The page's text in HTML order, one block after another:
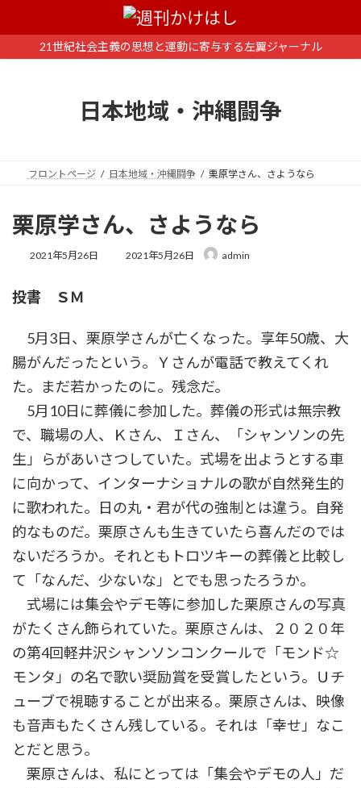
ン
ー
21世紀社会主義の思想と運動に寄与する左翼ジャーナル
日本地域・沖縄闘争
フロントページ 日本地域・沖縄闘争 栗原学さん、さようなら
栗原学さん、さようなら
2021年5月26日
最
:
2021年5月26日 admin
投書 ＳＭ
5月3日、栗原学さんが亡くなった。享年50歳、大
腸がんだったという。Ｙさんが電話で教えてくれ
た。まだ若かったのに。残念だ。
5月10日に葬儀に参加した。葬儀の形式は無宗教
で、職場の人、Ｋさん、Ｉさん、「シャンソンの先
生」らがあいさつしていた。式場を出ようとする車
に向かって、インターナショナルの歌が自然発生的
に歌われた。日の丸・君が代の強制とは違う。自発
的なものだ。栗原さんも生きていたら喜んだのでは
ないだろうか。それともトロツキーの葬儀と比較し
て「なんだ、少ないな」とでも思ったろうか。
式場には集会やデモ等に参加した栗原さんの写真
がたくさん飾られていた。栗原さんは、２０２０年
の第4回軽井沢シャンソンコンクールで「モンド☆
モンタ」の名で歌い奨励賞を受賞したという。Ｕチ
ューブで視聴することが出来る。栗原さんは、映像
も音声もたくさん残している。それは「幸せ」なこ
とだと思う。
栗原さんは、私にとっては「集会やデモの人」だ